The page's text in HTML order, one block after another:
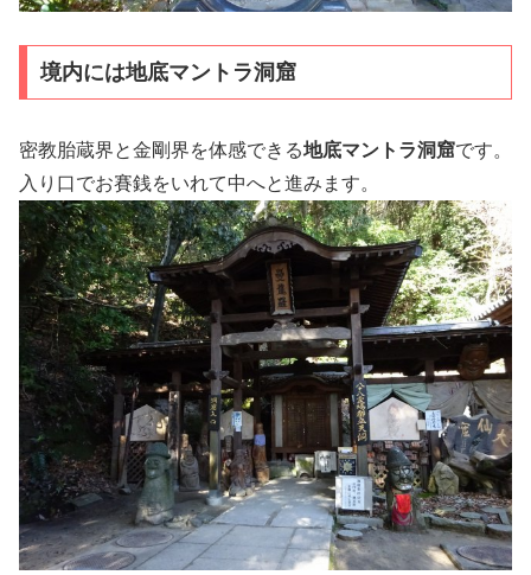
境内には地底マントラ洞窟
密教胎蔵界と金剛界を体感できる地底マントラ洞窟です。
入り口でお賽銭をいれて中へと進みます。